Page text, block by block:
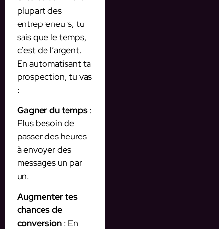
plupart des
entrepreneurs, tu
sais que le temps,
c’est de l’argent.
En automatisant ta
prospection, tu vas
:
Gagner du temps :
Plus besoin de
passer des heures
à envoyer des
messages un par
un.
Augmenter tes
chances de
conversion : En